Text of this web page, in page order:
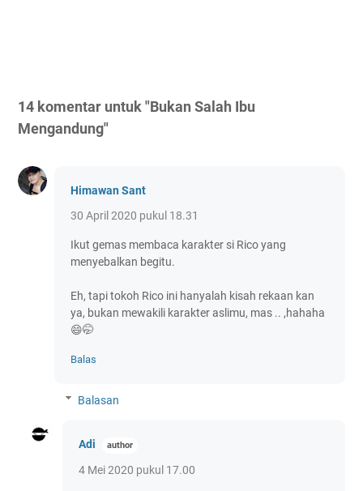
14 komentar untuk "Bukan Salah Ibu
Mengandung"
Himawan Sant
30 April 2020 pukul 18.31
Ikut gemas membaca karakter si Rico yang
menyebalkan begitu.
Eh, tapi tokoh Rico ini hanyalah kisah rekaan kan
ya, bukan mewakili karakter aslimu, mas .. ,hahaha
😄🤭
Balas
Balasan
Adi
4 Mei 2020 pukul 17.00